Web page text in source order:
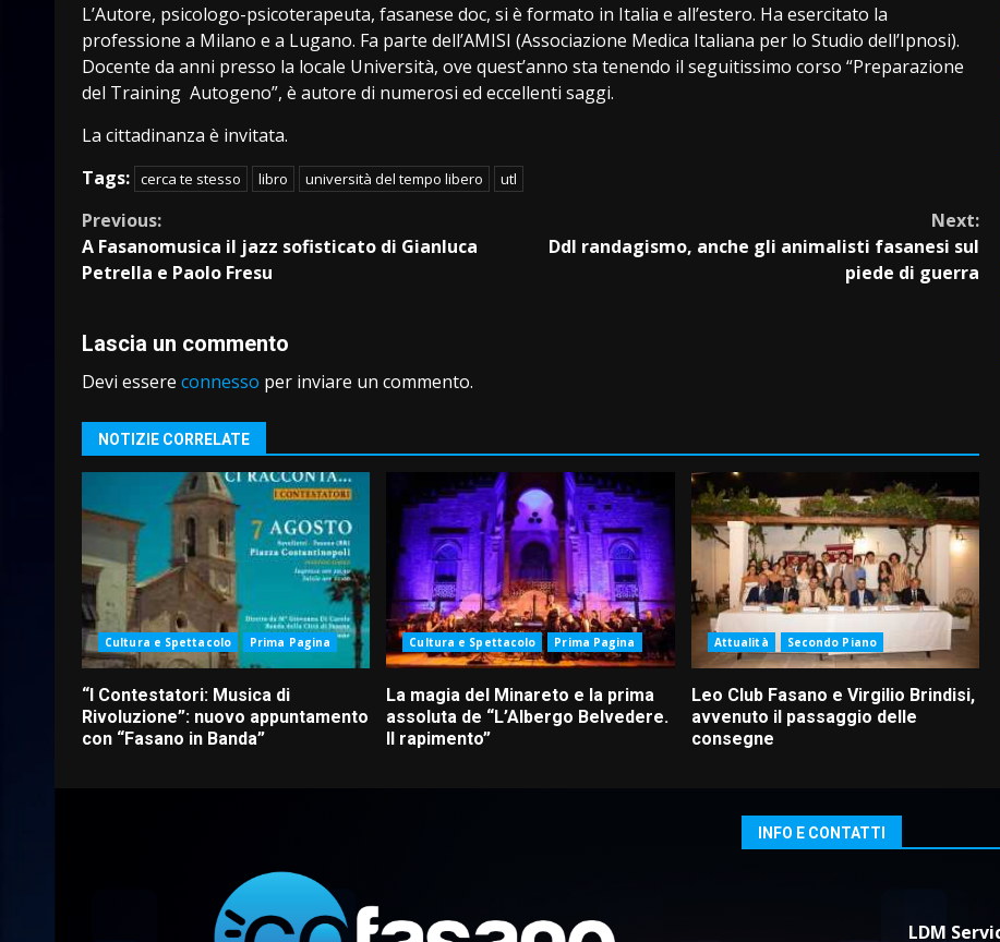
L’Autore, psicologo-psicoterapeuta, fasanese doc, si è formato in Italia e all’estero. Ha esercitato la
professione a Milano e a Lugano. Fa parte dell’AMISI (Associazione Medica Italiana per lo Studio dell’Ipnosi).
Docente da anni presso la locale Università, ove quest’anno sta tenendo il seguitissimo corso “Preparazione
del Training Autogeno”, è autore di numerosi ed eccellenti saggi.
La cittadinanza è invitata.
Tags: cerca te stesso libro università del tempo libero utl
Continue
Reading
Previous:
A Fasanomusica il jazz sofisticato di Gianluca
Petrella e Paolo Fresu
Next:
Ddl randagismo, anche gli animalisti fasanesi sul
piede di guerra
Lascia un commento
Devi essere connesso per inviare un commento.
NOTIZIE CORRELATE
Cultura e Spettacolo Prima Pagina
“I Contestatori: Musica di
Rivoluzione”: nuovo appuntamento
con “Fasano in Banda”
Cultura e Spettacolo Prima Pagina
La magia del Minareto e la prima
assoluta de “L’Albergo Belvedere.
Il rapimento”
Attualità Secondo Piano
Leo Club Fasano e Virgilio Brindisi,
avvenuto il passaggio delle
consegne
INFO E CONTATTI
LDM